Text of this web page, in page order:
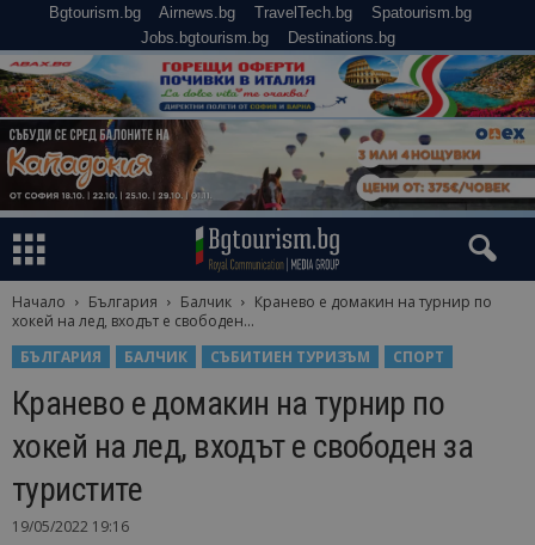
Bgtourism.bg Airnews.bg TravelTech.bg
Spatourism.bg
Jobs.bgtourism.bg
Destinations.bg
Начало България Балчик
Кранево е домакин на турнир по
хокей на лед, входът е свободен...
БЪЛГАРИЯ
БАЛЧИК СЪБИТИЕН ТУРИЗЪМ СПОРТ
Кранево е домакин на турнир по
хокей на лед, входът е свободен за
туристите
19/05/2022 19:16